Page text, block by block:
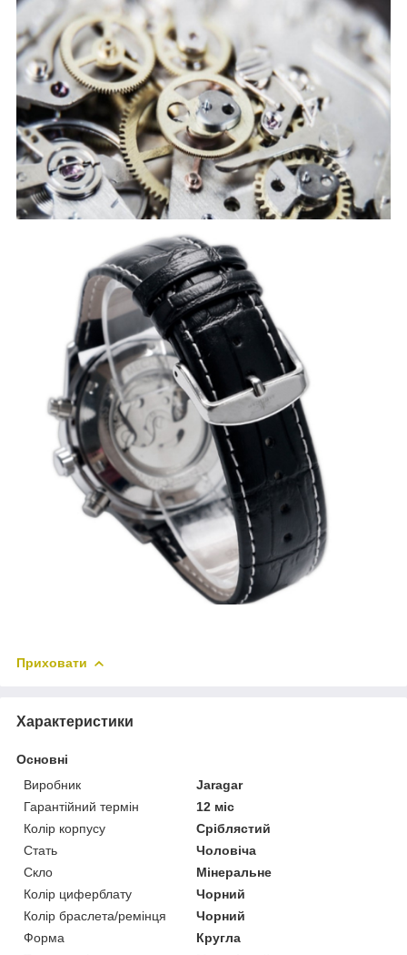
Приховати
Характеристики
Основні
Виробник
Jaragar
Гарантійний термін
12 міс
Колір корпусу
Сріблястий
Стать
Чоловіча
Скло
Мінеральне
Колір циферблату
Чорний
Колір браслета/ремінця
Чорний
Форма
Кругла